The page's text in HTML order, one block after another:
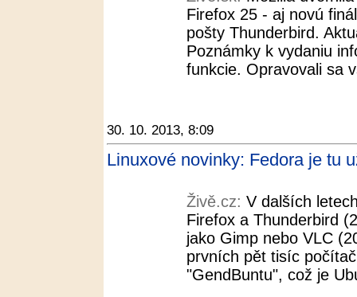
Firefox 25 - aj novú
pošty Thunderbird.
Poznámky k vydaniu
funkcie. Opravovali sa
30. 10. 2013, 8:09
Linuxové novinky: Fedora je tu
Živě.cz: V dalších
Firefox a Thunderbird
jako Gimp nebo VLC
prvních pět tisíc
"GendBuntu", což je